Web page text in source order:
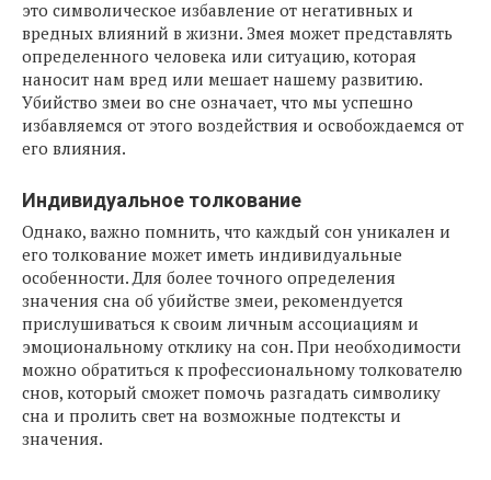
это символическое избавление от негативных и
вредных влияний в жизни. Змея может представлять
определенного человека или ситуацию, которая
наносит нам вред или мешает нашему развитию.
Убийство змеи во сне означает, что мы успешно
избавляемся от этого воздействия и освобождаемся от
его влияния.
Индивидуальное толкование
Однако, важно помнить, что каждый сон уникален и
его толкование может иметь индивидуальные
особенности. Для более точного определения
значения сна об убийстве змеи, рекомендуется
прислушиваться к своим личным ассоциациям и
эмоциональному отклику на сон. При необходимости
можно обратиться к профессиональному толкователю
снов, который сможет помочь разгадать символику
сна и пролить свет на возможные подтексты и
значения.